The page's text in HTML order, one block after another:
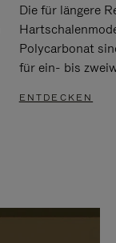
Die für längere
Polycarbonat
für ein- bis
ENTDECKEN